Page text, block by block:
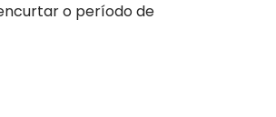
o período de